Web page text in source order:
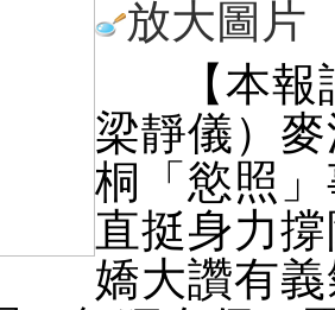
放大圖片
【本報
梁靜儀）
桐「慾照
直挺身力
嬌大讚有